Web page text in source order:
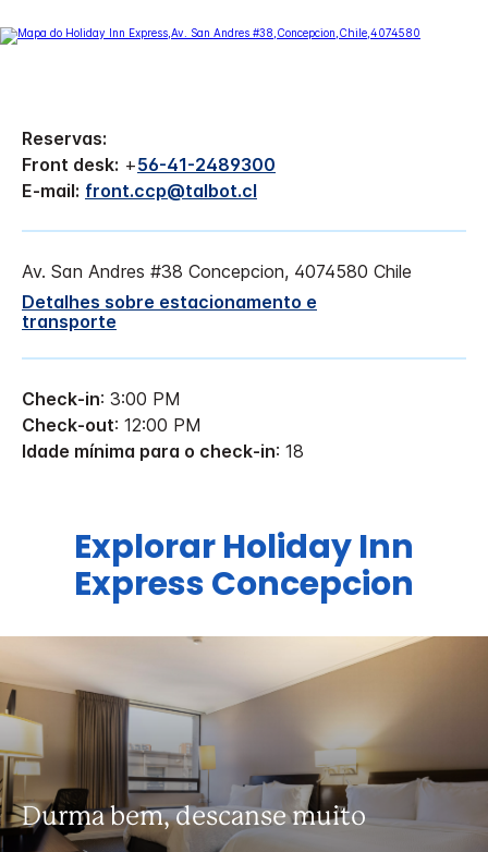
Reservas:
Front desk: +56-41-2489300
E-mail: front.ccp@talbot.cl
Av. San Andres #38 Concepcion, 4074580 Chile
Detalhes sobre estacionamento e
transporte
Check-in: 3:00 PM
Check-out: 12:00 PM
Idade mínima para o check-in: 18
ExplorarHoliday Inn
ExpressConcepcion
Durma bem, descanse muito